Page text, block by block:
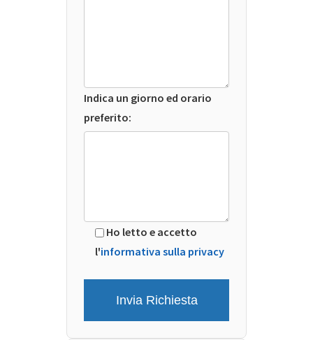
Indica un giorno ed orario
preferito:
Ho letto e accetto
l'informativa sulla privacy